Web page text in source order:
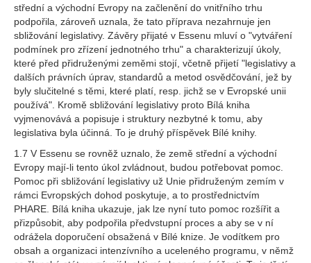
střední a východní Evropy na začlenění do vnitřního trhu
podpořila, zároveň uznala, že tato příprava nezahrnuje jen
sbližování legislativy. Závěry přijaté v Essenu mluví o "vytváření
podmínek pro zřízení jednotného trhu" a charakterizují úkoly,
které před přidruženými zeměmi stojí, včetně přijetí "legislativy a
dalších právních úprav, standardů a metod osvědčování, jež by
byly slučitelné s těmi, které platí, resp. jichž se v Evropské unii
používá". Kromě sbližování legislativy proto Bílá kniha
vyjmenovává a popisuje i struktury nezbytné k tomu, aby
legislativa byla účinná. To je druhý příspěvek Bílé knihy.
1.7 V Essenu se rovněž uznalo, že země střední a východní
Evropy mají-li tento úkol zvládnout, budou potřebovat pomoc.
Pomoc při sbližování legislativy už Unie přidruženým zemím v
rámci Evropských dohod poskytuje, a to prostřednictvím
PHARE. Bílá kniha ukazuje, jak lze nyní tuto pomoc rozšířit a
přizpůsobit, aby podpořila předvstupní proces a aby se v ní
odrážela doporučení obsažená v Bílé knize. Je vodítkem pro
obsah a organizaci intenzívního a uceleného programu, v němž